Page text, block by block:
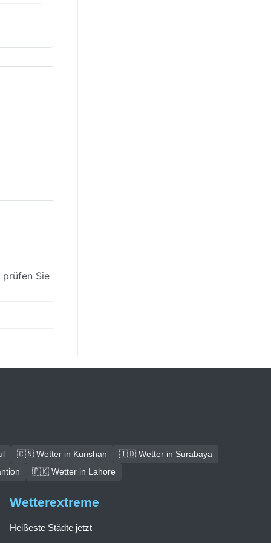
Sie
🇨🇳 Wetter in Kunshan
🇮🇩 Wetter in Surabaya
🇵🇰 Wetter in Lahore
Wetterextreme
Heißeste Städte jetzt